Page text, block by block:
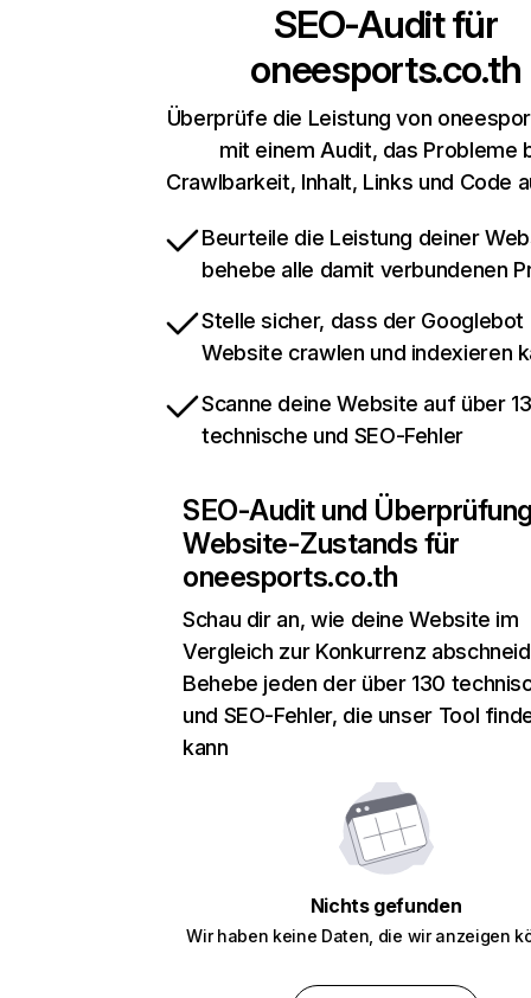
SEO-Audit für
oneesports.co.th
Überprüfe die Leistung von
mit einem Audit, das Probleme
Crawlbarkeit, Inhalt, Links und Code
Beurteile die Leistung deiner
behebe alle damit verbundenen
Stelle sicher, dass der Googlebot
Website crawlen und indexieren
Scanne deine Website auf über
technische und SEO-Fehler
SEO-Audit und
Website-Zustands für
oneesports.co.th
Schau dir an, wie deine Website im
Vergleich zur Konkurrenz
Behebe jeden der über 130
und SEO-Fehler, die unser Tool
kann
Nichts gefunden
Wir haben keine Daten, die wir anzeigen